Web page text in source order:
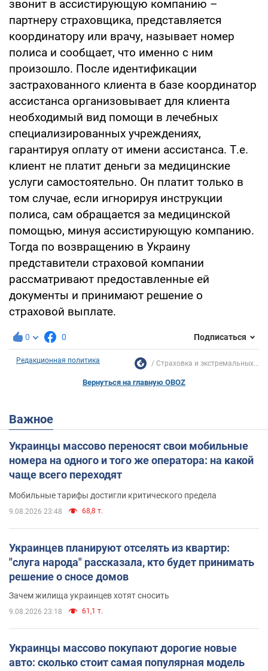
звонит в ассистирующую компанию –
партнеру страховщика, представляется
координатору или врачу, называет номер
полиса и сообщает, что именно с ним
произошло. После идентификации
застрахованного клиента в базе координатор
ассистанса организовывает для клиента
необходимый вид помощи в лечебных
специализированных учреждениях,
гарантируя оплату от имени ассистанса. Т.е.
клиент не платит деньги за медицинские
услуги самостоятельно. Он платит только в
том случае, если игнорируя инструкции
полиса, сам обращается за медицинской
помощью, минуя ассистирующую компанию.
Тогда по возвращению в Украину
представители страховой компании
рассматривают предоставленные ей
документы и принимают решение о
страховой выплате.
0 0 Подписаться
Редакционная политика Страховка и экстремальных...
Вернуться на главную OBOZ
Важное
Украинцы массово переносят свои мобильные
номера на одного и того же оператора: на какой
чаще всего переходят
Мобильные тарифы достигли критического предела
9.08.2026 23:48 68,8 т.
Украинцев планируют отселять из квартир:
"слуга народа" рассказала, кто будет принимать
решение о сносе домов
Зачем жилища украинцев хотят сносить
9.08.2026 23:18 61,1 т.
Украинцы массово покупают дорогие новые
авто: сколько стоит самая популярная модель